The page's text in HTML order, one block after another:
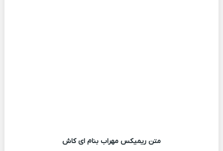
متن ریمیکس مهراب بنام ای کاش